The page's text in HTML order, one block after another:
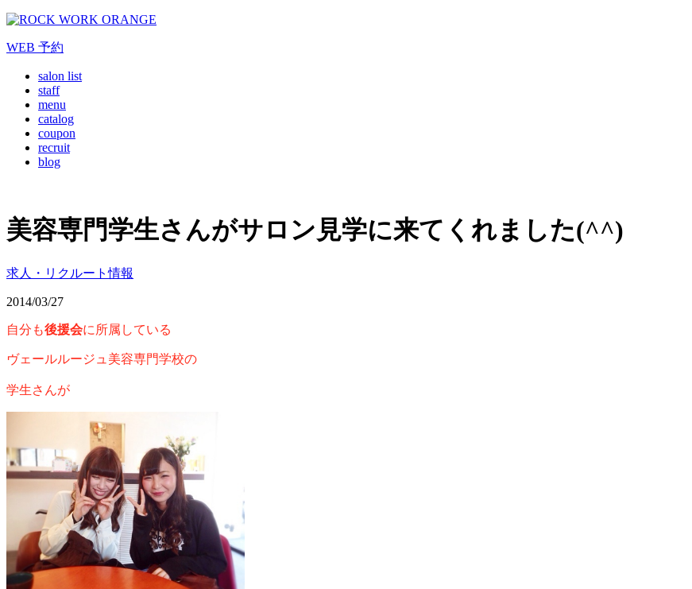
WEB 予約
salon list
staff
menu
catalog
coupon
recruit
blog
美容専門学生さんがサロン見学に来てくれました(^^)
求人・リクルート情報
2014/03/27
自分も後援会に所属している
ヴェールルージュ美容専門学校の
学生さんが